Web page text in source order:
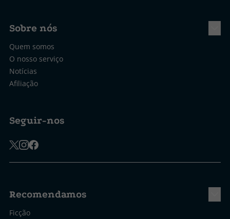
Sobre nós
Quem somos
O nosso serviço
Notícias
Afiliação
Seguir-nos
Recomendamos
Ficção